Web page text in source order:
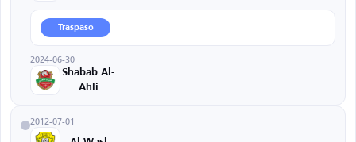
Traspaso
2024-06-30
Shabab Al-
Ahli
2012-07-01